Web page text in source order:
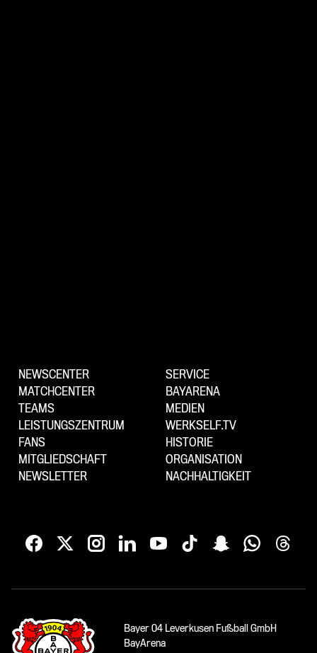
NEWSCENTER
MATCHCENTER
TEAMS
LEISTUNGSZENTRUM
FANS
MITGLIEDSCHAFT
NEWSLETTER
SERVICE
BAYARENA
MEDIEN
WERKSELF.TV
HISTORIE
ORGANISATION
NACHHALTIGKEIT
Bayer 04 Leverkusen Fußball GmbH
BayArena